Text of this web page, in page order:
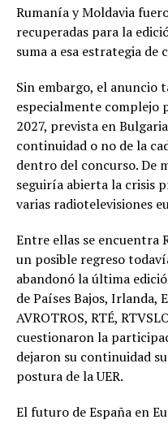
Rumanía y Moldavia
recuperadas para la
suma a esa estrategia de
Sin embargo, el anuncio
especialmente complejo
2027, prevista en
continuidad o no de la
dentro del concurso. De
seguiría abierta la crisis
varias radiotelevisiones
Entre ellas se encuentra
un posible regreso
abandonó la última
de Países Bajos, Irlanda,
AVROTROS, RTÉ,
cuestionaron la
dejaron su continuidad
postura de la UER.
El futuro de España en